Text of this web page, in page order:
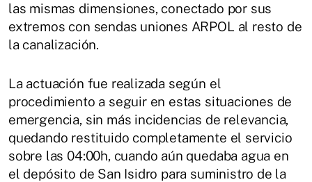
las mismas dimensiones, conectado por sus
extremos con sendas uniones ARPOL al resto de
la canalización.
La actuación fue realizada según el
procedimiento a seguir en estas situaciones de
emergencia, sin más incidencias de relevancia,
quedando restituido completamente el servicio
sobre las 04:00h, cuando aún quedaba agua en
el depósito de San Isidro para suministro de la